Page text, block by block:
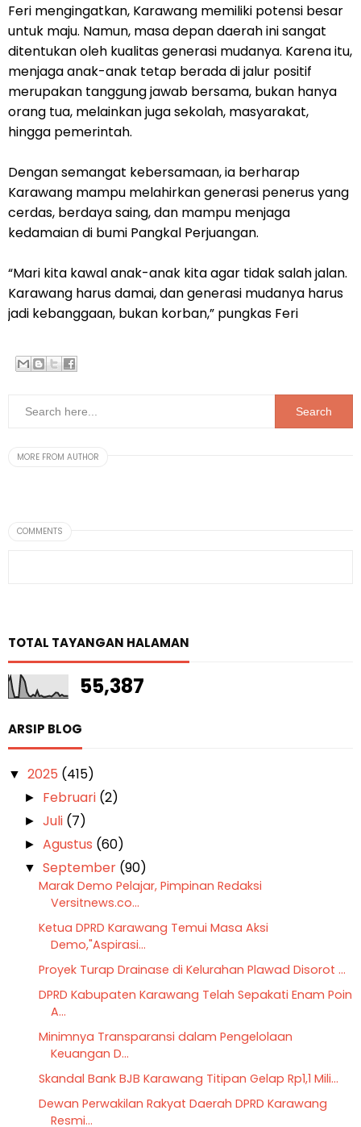
Feri mengingatkan, Karawang memiliki potensi besar
untuk maju. Namun, masa depan daerah ini sangat
ditentukan oleh kualitas generasi mudanya. Karena itu,
menjaga anak-anak tetap berada di jalur positif
merupakan tanggung jawab bersama, bukan hanya
orang tua, melainkan juga sekolah, masyarakat,
hingga pemerintah.
Dengan semangat kebersamaan, ia berharap
Karawang mampu melahirkan generasi penerus yang
cerdas, berdaya saing, dan mampu menjaga
kedamaian di bumi Pangkal Perjuangan.
“Mari kita kawal anak-anak kita agar tidak salah jalan.
Karawang harus damai, dan generasi mudanya harus
jadi kebanggaan, bukan korban,” pungkas Feri
MORE FROM AUTHOR
COMMENTS
TOTAL TAYANGAN HALAMAN
55,387
ARSIP BLOG
▼ 2025 (415)
► Februari (2)
►Juli (7)
► Agustus (60)
▼September (90)
Marak Demo Pelajar, Pimpinan Redaksi
Versitnews.co...
Ketua DPRD Karawang Temui Masa Aksi
Demo,"Aspirasi...
Proyek Turap Drainase di Kelurahan Plawad Disorot ...
DPRD Kabupaten Karawang Telah Sepakati Enam Poin
A...
Minimnya Transparansi dalam Pengelolaan
Keuangan D...
Skandal Bank BJB Karawang Titipan Gelap Rp1,1 Mili...
Dewan Perwakilan Rakyat Daerah DPRD Karawang
Resmi...